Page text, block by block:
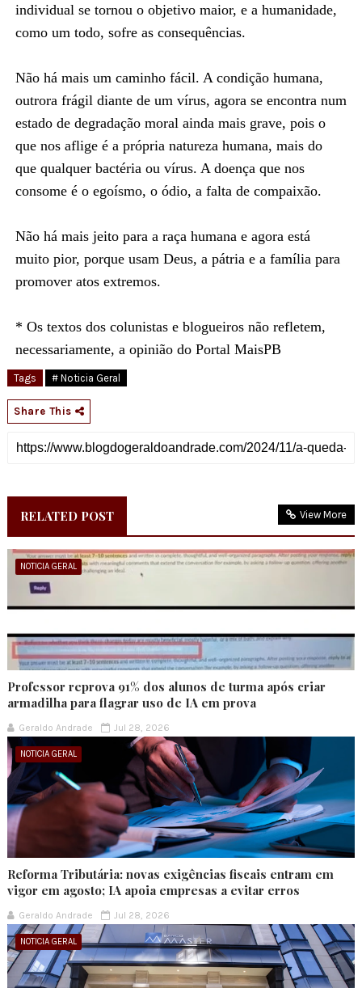
individual se tornou o objetivo maior, e a humanidade,
como um todo, sofre as consequências.
Não há mais um caminho fácil. A condição humana,
outrora frágil diante de um vírus, agora se encontra num
estado de degradação moral ainda mais grave, pois o
que nos aflige é a própria natureza humana, mais do
que qualquer bactéria ou vírus. A doença que nos
consome é o egoísmo, o ódio, a falta de compaixão.
Não há mais jeito para a raça humana e agora está
muito pior, porque usam Deus, a pátria e a família para
promover atos extremos.
* Os textos dos colunistas e blogueiros não refletem,
necessariamente, a opinião do Portal MaisPB
Tags # Noticia Geral
Share This
RELATED POST View More
NOTICIA GERAL
Professor reprova 91% dos alunos de turma após criar
armadilha para flagrar uso de IA em prova
Geraldo Andrade Jul 28, 2026
NOTICIA GERAL
Reforma Tributária: novas exigências fiscais entram em
vigor em agosto; IA apoia empresas a evitar erros
Geraldo Andrade Jul 28, 2026
NOTICIA GERAL